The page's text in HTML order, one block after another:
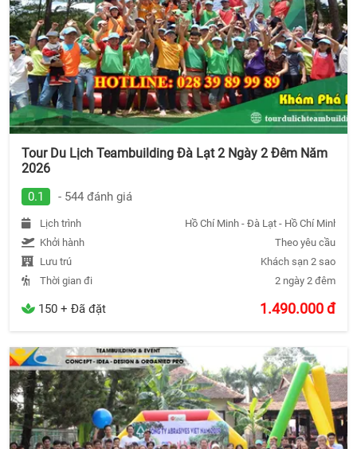
Tour Du Lịch Teambuilding Đà Lạt 2 Ngày 2 Đêm Năm
2026
0.1 - 544 đánh giá
Lịch trình
Hồ Chí Minh - Đà Lạt - Hồ Chí Minh
Khởi hành
Theo yêu cầu
Lưu trú
Khách sạn 2 sao
Thời gian đi
2 ngày 2 đêm
150 + Đã đặt 1.490.000đ